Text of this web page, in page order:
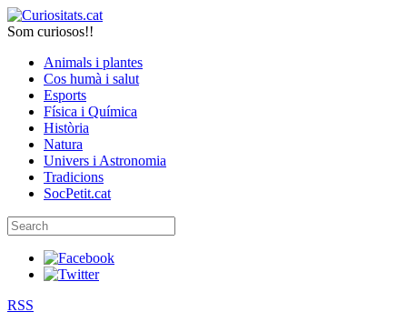
Som curiosos!!
Animals i plantes
Cos humà i salut
Esports
Física i Química
Història
Natura
Univers i Astronomia
Tradicions
SocPetit.cat
RSS